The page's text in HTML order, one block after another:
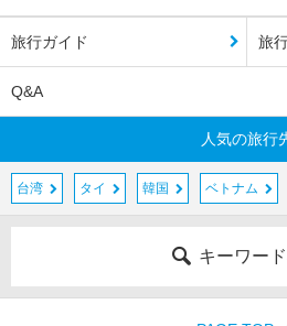
旅行ガイド 旅
Q&A
人気の旅行
台湾 タイ 韓国 ベトナム
キーワー